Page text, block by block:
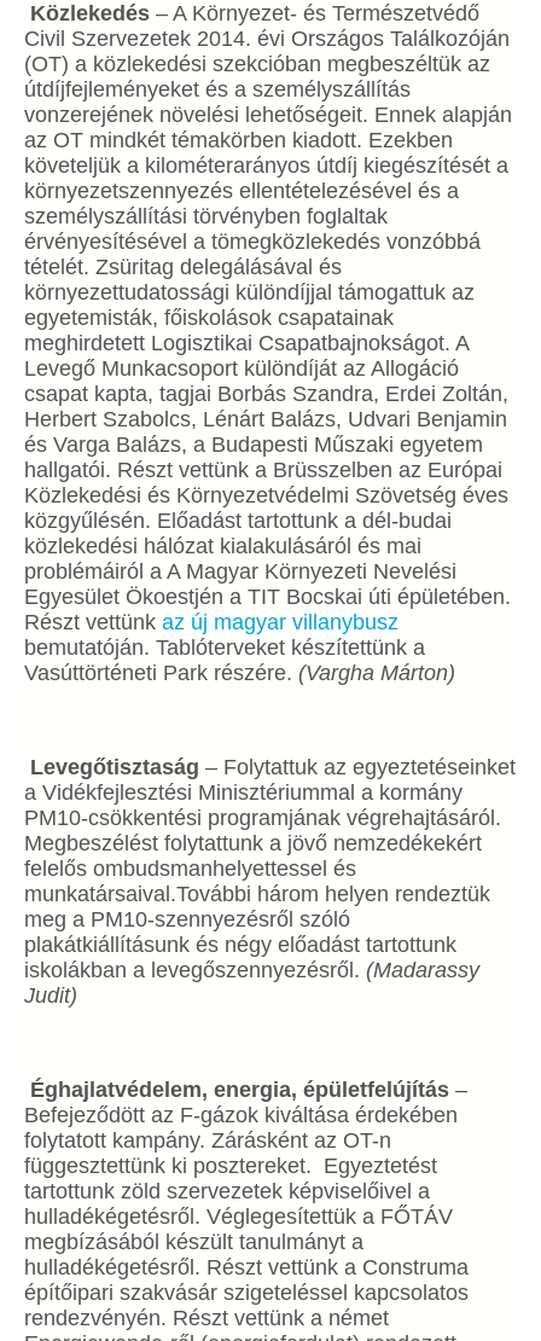
Közlekedés – A Környezet- és Természetvédő
Civil Szervezetek 2014. évi Országos Találkozóján
(OT) a közlekedési szekcióban megbeszéltük az
útdíjfejleményeket és a személyszállítás
vonzerejének növelési lehetőségeit. Ennek alapján
az OT mindkét témakörben kiadott. Ezekben
követeljük a kilométerarányos útdíj kiegészítését a
környezetszennyezés ellentételezésével és a
személyszállítási törvényben foglaltak
érvényesítésével a tömegközlekedés vonzóbbá
tételét. Zsüritag delegálásával és
környezettudatossági különdíjjal támogattuk az
egyetemisták, főiskolások csapatainak
meghirdetett Logisztikai Csapatbajnokságot. A
Levegő Munkacsoport különdíját az Allogáció
csapat kapta, tagjai Borbás Szandra, Erdei Zoltán,
Herbert Szabolcs, Lénárt Balázs, Udvari Benjamin
és Varga Balázs, a Budapesti Műszaki egyetem
hallgatói. Részt vettünk a Brüsszelben az Európai
Közlekedési és Környezetvédelmi Szövetség éves
közgyűlésén. Előadást tartottunk a dél-budai
közlekedési hálózat kialakulásáról és mai
problémáiról a A Magyar Környezeti Nevelési
Egyesület Ökoestjén a TIT Bocskai úti épületében.
Részt vettünk az új magyar villanybusz
bemutatóján. Tablóterveket készítettünk a
Vasúttörténeti Park részére. (Vargha Márton)
Levegőtisztaság – Folytattuk az egyeztetéseinket
a Vidékfejlesztési Minisztériummal a kormány
PM10-csökkentési programjának végrehajtásáról.
Megbeszélést folytattunk a jövő nemzedékekért
felelős ombudsmanhelyettessel és
munkatársaival.További három helyen rendeztük
meg a PM10-szennyezésről szóló
plakátkiállításunk és négy előadást tartottunk
iskolákban a levegőszennyezésről. (Madarassy
Judit)
Éghajlatvédelem, energia, épületfelújítás –
Befejeződött az F-gázok kiváltása érdekében
folytatott kampány. Zárásként az OT-n
függesztettünk ki posztereket. Egyeztetést
tartottunk zöld szervezetek képviselőivel a
hulladékégetésről. Véglegesítettük a FŐTÁV
megbízásából készült tanulmányt a
hulladékégetésről. Részt vettünk a Construma
építőipari szakvásár szigeteléssel kapcsolatos
rendezvényén. Részt vettünk a német